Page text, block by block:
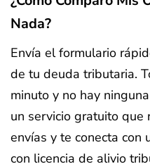
Nada?
Envía el formulario
de tu deuda tributaria.
minuto y no hay
un servicio gratuito que
envías y te conecta con
con licencia de alivio